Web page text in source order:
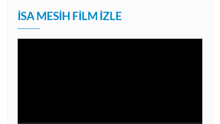
İSA MESIH FILM İZLE